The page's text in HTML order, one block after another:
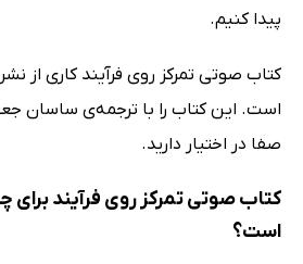
پیدا کنیم.
کتاب صوتی تمرکز روی فرآیند کاری از
است. این کتاب را با ترجمه‌ی ساسان
صفا در اختیار دارید.
کتاب صوتی تمرکز روی فرآیند
است؟